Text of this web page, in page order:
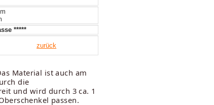
*****
zurück
Material ist auch am
die
und wird durch 3 ca. 1
passen.